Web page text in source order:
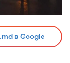
в Google